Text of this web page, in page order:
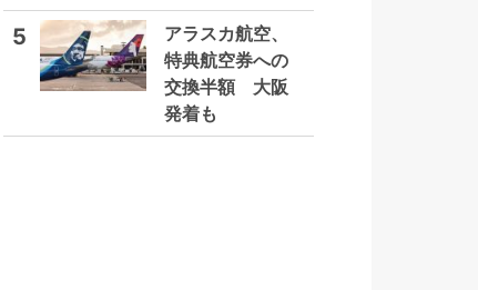
5
アラスカ航空、
特典航空券への
交換半額 大阪
発着も